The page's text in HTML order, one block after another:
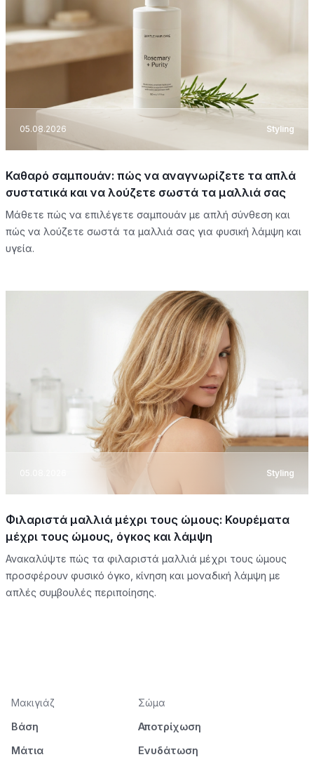
05.08.2026 Styling
Καθαρό σαμπουάν: πώς να αναγνωρίζετε τα απλά
συστατικά και να λούζετε σωστά τα μαλλιά σας
Μάθετε πώς να επιλέγετε σαμπουάν με απλή σύνθεση και
πώς να λούζετε σωστά τα μαλλιά σας για φυσική λάμψη και
υγεία.
05.08.2026 Styling
Φιλαριστά μαλλιά μέχρι τους ώμους: Κουρέματα
μέχρι τους ώμους, όγκος και λάμψη
Ανακαλύψτε πώς τα φιλαριστά μαλλιά μέχρι τους ώμους
προσφέρουν φυσικό όγκο, κίνηση και μοναδική λάμψη με
απλές συμβουλές περιποίησης.
Μακιγιάζ
Βάση
Μάτια
Σώμα
Αποτρίχωση
Ενυδάτωση